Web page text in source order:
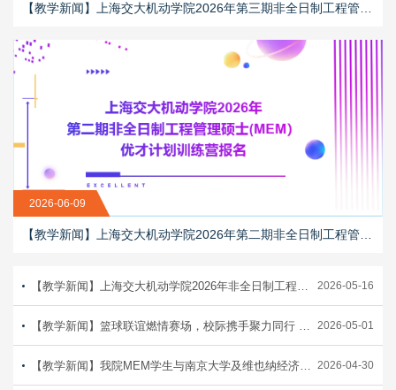
【教学新闻】上海交大机动学院2026年第三期非全日制工程管理硕士（MEM）优才计划训练营报名正当时！
2026-06-09
【教学新闻】上海交大机动学院2026年非全日制工程管理硕士(MEM）优才计划训练营报名 2026-05-16
【教学新闻】篮球联谊燃情赛场，校际携手聚力同行 ——机动学院举办2026级MEM邀请赛 2026-05-01
【教学新闻】我院MEM学生与南京大学及维也纳经济大学三校学生交流 2026-04-30